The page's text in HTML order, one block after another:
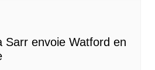
Sarr envoie Watford en